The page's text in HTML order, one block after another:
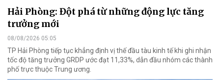
Hải Phòng: Đột phá từ những động lực tăng
trưởng mới
08/08/2026 05:05
TP Hải Phòng tiếp tục khẳng định vị thế đầu tàu kinh tế khi ghi nhận
tốc độ tăng trưởng GRDP ước đạt 11,33%, dẫn đầu nhóm các thành
phố trực thuộc Trung ương.